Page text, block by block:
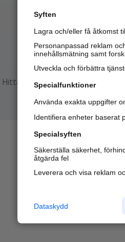
Hitta.se
Syften
Lagra och/eller få åtkomst
Personanpassad reklam
innehållsmätning samt
Utveckla och förbättra
Specialfunktioner
Använda exakta uppgifter
Identifiera enheter baserat
Specialsyften
Säkerställa säkerhet,
åtgärda fel
Leverera och visa reklam
Dataskydd